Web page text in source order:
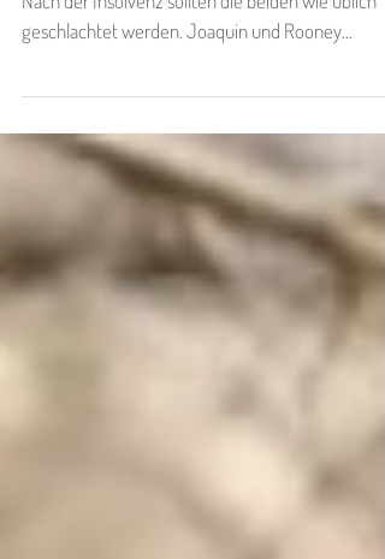
Die beiden kamen aus einem alten Zuchtbetrieb.
geschlachtet werden. Joaquin und Rooney...